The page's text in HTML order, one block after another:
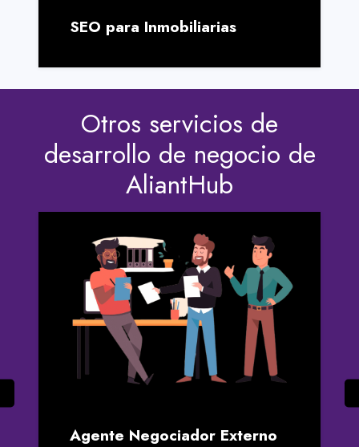
Otros servicios de
desarrollo de negocio de
AliantHub
Generación de Leads